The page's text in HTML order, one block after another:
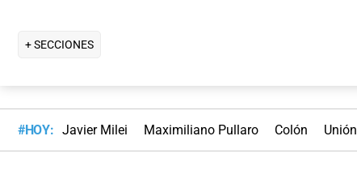
+ SECCIONES
#HOY: Javier Milei Maximiliano Pullaro Colón Unión